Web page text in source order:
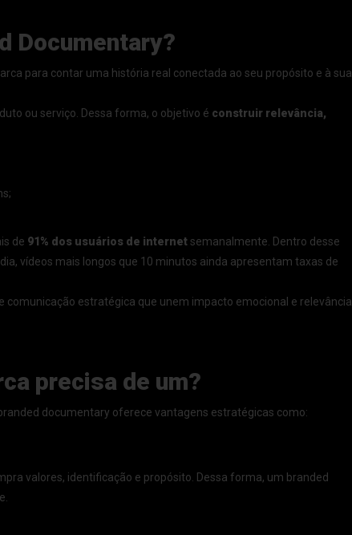
Documentary?
para contar uma história real conectada ao seu propósito e à sua
ou serviço. Dessa forma, o objetivo é construir relevância,
de 91% dos usuários de internet semanalmente. Dentro desse
vídeos mais longos que 10 minutos ainda apresentam taxas de
estratégica que unem impacto emocional e relevância
precisa de um?
documentary oferece vantagens estratégicas como:
valores, identificação e propósito. Dessa forma, um branded